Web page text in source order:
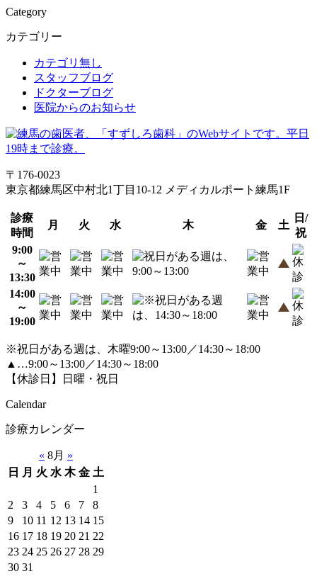
Category
カテゴリー
カテゴリ無し
スタッフブログ
ドクターブログ
医院からのお知らせ
〒176-0023
東京都練馬区中村北1丁目10-12 メディカルポート練馬1F
診療
時間
月 火 水 木 金 土
日/
祝
9:00
～
13:30
14:00
～
19:00
※祝日がある週は、木曜9:00～13:00／14:30～18:00
▲…9:00～13:00／14:30～18:00
【休診日】日曜・祝日
Calendar
診療カレンダー
« 8月 »
日
月 火 水 木 金 土
1
2
3 4 5 6 7
8
9
10 11 12 13 14 15
16 17 18 19 20 21 22
23 24 25 26 27 28 29
30 31